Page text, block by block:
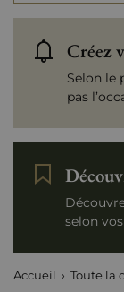
Créez
Selon le
pas
selon
Accueil Toute la